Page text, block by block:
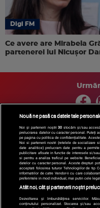
Digi FM
Ce avere are Mirabela
partenerei lui Nicușor
Copyright ©
Arhiva
Comunicate de presă
si conditii
Gestionați
Nouă ne pasă ca datele tale
Noi și partenerii noștri30 stocăm și/sau
prelucrarea datelor cu caracter personal. Puteți
pe pagina cu politica de confidențialitate.
Noi si partenerii nostri (retelele de socializare
date analitice) prelucram date pentru a
publicitare afisate in functie de interesele si/
si pentru a analiza traficul pe website.
datelor cu caracter personal. Aceste drepturi
acceptati folosirea tuturor Tehnologiilor de tip
informatiilor de catre Vendor-ii cu care
preferintele in mod individual, mai putin cele
Atât noi, cât și partenerii noștri
Dezvoltarea și îmbunătățirea serviciilor.
conținutului personalizat. Stocarea și/sau